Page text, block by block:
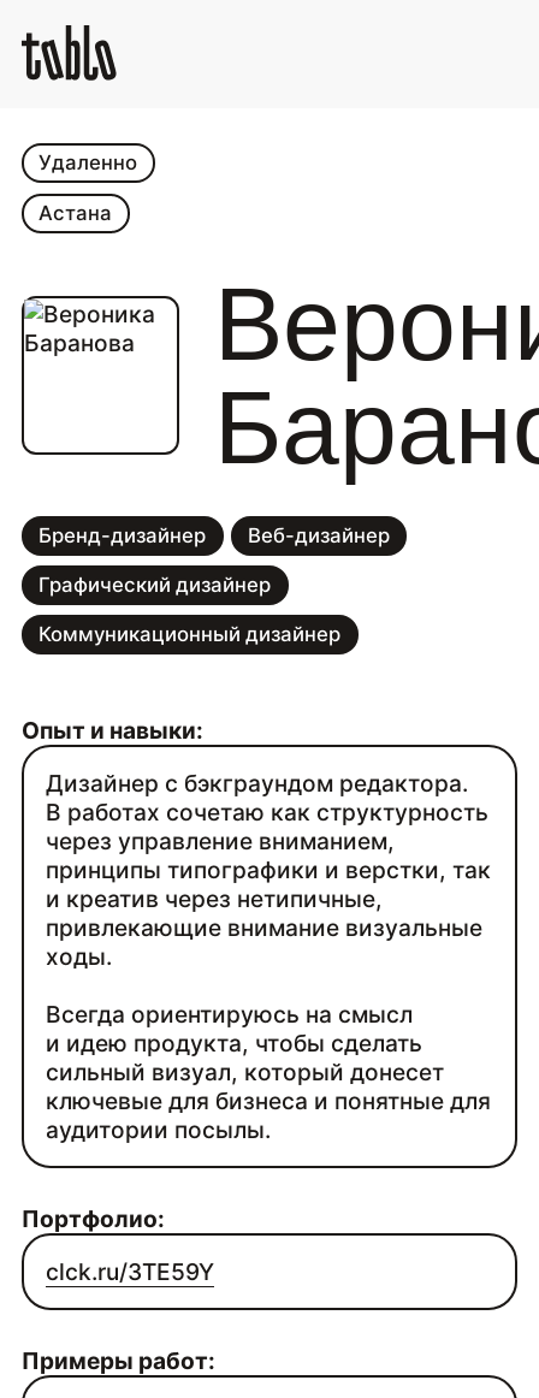
Бренд-дизайнер Веб-дизайнер
Графический дизайнер
Коммуникационный дизайнер
Удаленно
Астана
Опыт и навыки:
Дизайнер с бэкграундом редактора.
В работах сочетаю как структурность
через управление вниманием,
принципы типографики и верстки, так
и креатив через нетипичные,
привлекающие внимание визуальные
ходы.
Всегда ориентируюсь на смысл
и идею продукта, чтобы сделать
сильный визуал, который донесет
ключевые для бизнеса и понятные для
аудитории посылы.
Портфолио:
clck.ru/3TE59Y
Примеры работ: